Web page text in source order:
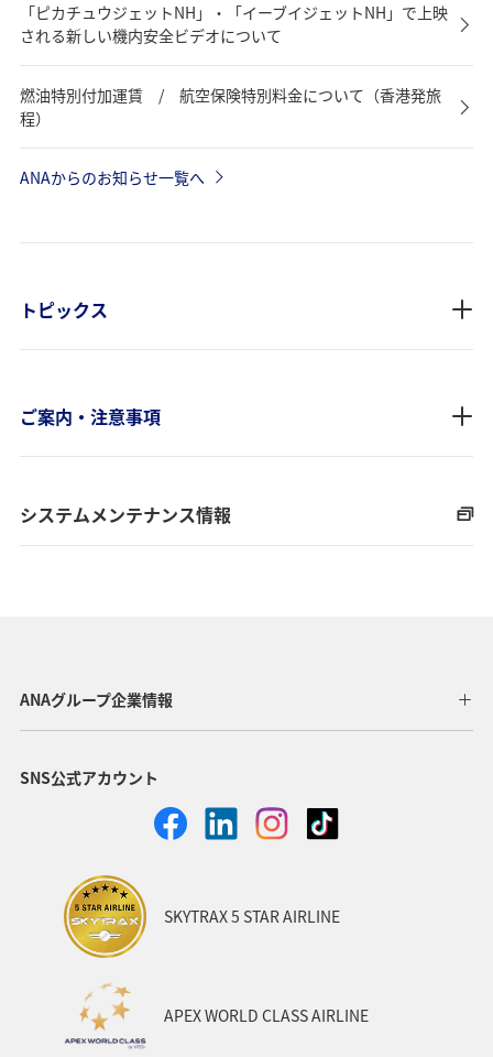
「ピカチュウジェットNH」・「イーブイジェットNH」で上映
される新しい機内安全ビデオについて
燃油特別付加運賃 / 航空保険特別料金について（香港発旅
程）
ANAからのお知らせ一覧へ
トピックス
ご案内・注意事項
システムメンテナンス情報
ANAグループ企業情報
SNS公式アカウント
SKYTRAX 5 STAR AIRLINE
APEX WORLD CLASS AIRLINE